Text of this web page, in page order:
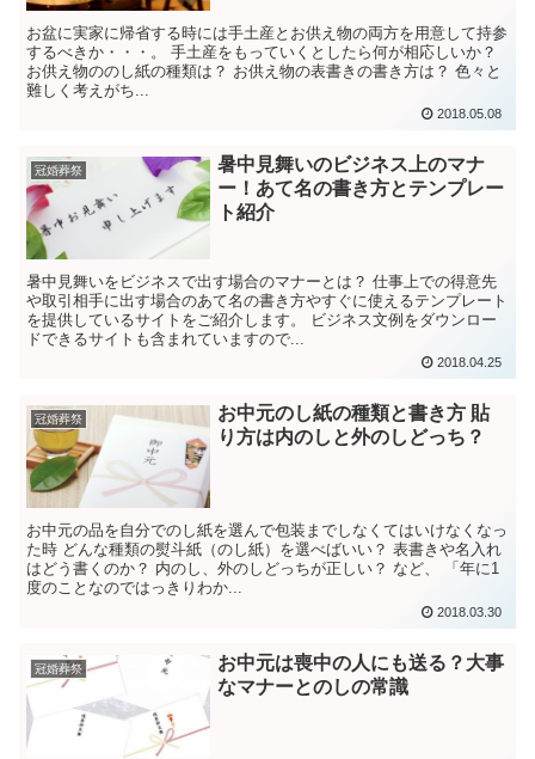
お盆に実家に帰省する時には手土産とお供え物の両方を用意して持参
するべきか・・・。 手土産をもっていくとしたら何が相応しいか？
お供え物ののし紙の種類は？ お供え物の表書きの書き方は？ 色々と
難しく考えがち...
2018.05.08
冠婚葬祭
暑中見舞いのビジネス上のマナ
ー！あて名の書き方とテンプレー
ト紹介
暑中見舞いをビジネスで出す場合のマナーとは？ 仕事上での得意先
や取引相手に出す場合のあて名の書き方やすぐに使えるテンプレート
を提供しているサイトをご紹介します。 ビジネス文例をダウンロー
ドできるサイトも含まれていますので...
2018.04.25
冠婚葬祭
お中元のし紙の種類と書き方 貼
り方は内のしと外のしどっち？
お中元の品を自分でのし紙を選んで包装までしなくてはいけなくなっ
た時 どんな種類の熨斗紙（のし紙）を選べばいい？ 表書きや名入れ
はどう書くのか？ 内のし、外のしどっちが正しい？ など、 「年に1
度のことなのではっきりわか...
2018.03.30
冠婚葬祭
お中元は喪中の人にも送る？大事
なマナーとのしの常識